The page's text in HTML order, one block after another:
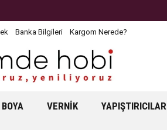
Banka Bilgileri Kargom Nerede?
BOYA VERNIK YAPIŞTIRICILAR